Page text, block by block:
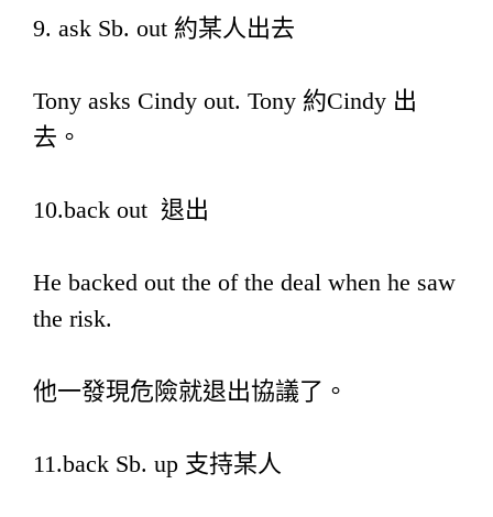
9. ask Sb. out 約某人出去
Tony asks Cindy out. Tony 約Cindy 出
去。
10.back out 退出
He backed out the of the deal when he saw
the risk.
他一發現危險就退出協議了。
11.back Sb. up 支持某人